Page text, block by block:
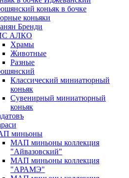
коньяк в бочке
коньяки
Бренди
АЛКО
Храмы
Животные
Разные
Классический миниатюрный
коньяк
Сувенирный миниатюрный
коньяк
миньоны
МАП миньоны коллекция
"Айвазовский"
МАП миньоны коллекция
"АРАМЭ"